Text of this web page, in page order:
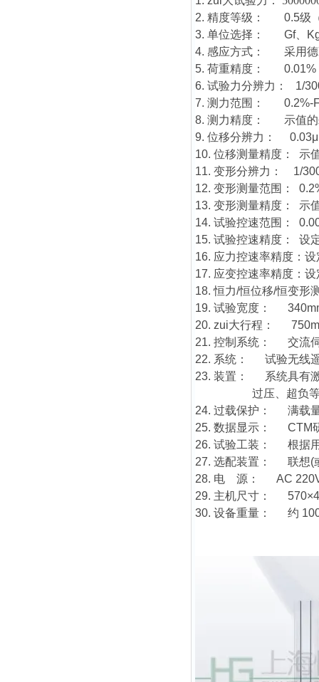
2. 精度等级： 0.5级（
3. 单位选择： Gf、Kgf
4. 感应方式： 采用德
5. 荷重精度： 0.01%
6. 试验力分辨力： 1/
7. 测力范围： 0.2%-
8. 测力精度： 示值的
9. 位移分辨力：
10. 位移测量精度： 示
11. 变形分辨力： 1/
12. 变形测量范围：
13. 变形测量精度： 示
14. 试验控速范围：
15. 试验控速精度： 设
16. 应力控速率精度：
17. 应变控速率精度：
18. 恒力/恒位移/恒变形
19. 试验宽度：
20. zui大行程：
21. 控制系统： 交流
22. 系统： 试验无线
23. 装置： 系统具有激
过压、超负等检查
24. 过载保护： 满载量
25. 数据显示： CTM
26. 试验工装： 根据用
27. 选配装置： 联想(
28. 电 源： AC
29. 主机尺寸：
30. 设备重量： 约